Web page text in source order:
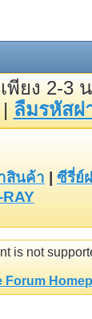
พียง 2-3
| ลืมรหัสผ่
สินค้า
ซีรี่ย์
is not
Forum